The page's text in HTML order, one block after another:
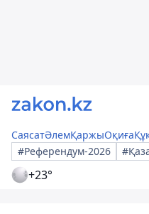
СаясатӘлемҚаржыОқиға
#Референдум-2026
+23°